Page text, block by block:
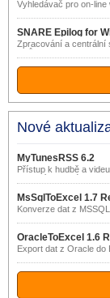
Vyhledávač pro on-
SNARE Epilog for
Zpracování a centrální
logů.
Nové
MyTunesRSS 6.2
Přístup k hudbě a
pomocí webového
MsSqlToExcel 1.7
32
Konverze dat z
OracleToExcel 1.6
22
Export dat z Oracle do